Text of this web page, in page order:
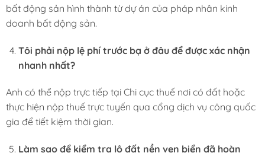
bất động sản hình thành từ dự án của pháp nhân kinh
doanh bất động sản.
Tôi phải nộp lệ phí trước bạ ở đâu để được xác nhận
nhanh nhất?
Anh có thể nộp trực tiếp tại Chi cục thuế nơi có đất hoặc
thực hiện nộp thuế trực tuyến qua cổng dịch vụ công quốc
gia để tiết kiệm thời gian.
Làm sao để kiểm tra lô đất nền ven biển đã hoàn